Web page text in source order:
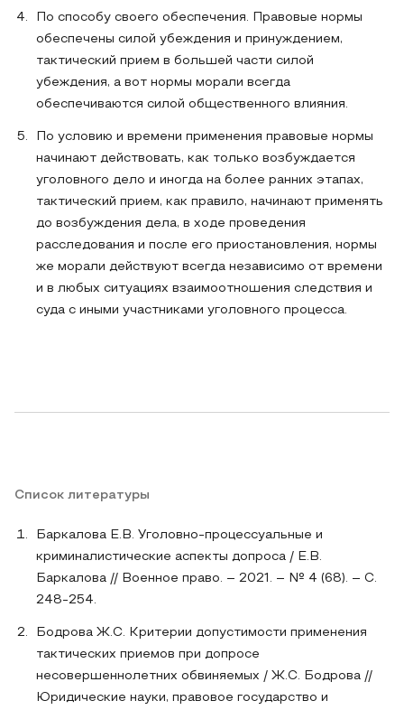
По способу своего обеспечения. Правовые нормы
обеспечены силой убеждения и принуждением,
тактический прием в большей части силой
убеждения, а вот нормы морали всегда
обеспечиваются силой общественного влияния.
По условию и времени применения правовые нормы
начинают действовать, как только возбуждается
уголовного дело и иногда на более ранних этапах,
тактический прием, как правило, начинают применять
до возбуждения дела, в ходе проведения
расследования и после его приостановления, нормы
же морали действуют всегда независимо от времени
и в любых ситуациях взаимоотношения следствия и
суда с иными участниками уголовного процесса.
Список литературы
Баркалова Е.В. Уголовно-процессуальные и
криминалистические аспекты допроса / Е.В.
Баркалова // Военное право. – 2021. – № 4 (68). – С.
248-254.
Бодрова Ж.С. Критерии допустимости применения
тактических приемов при допросе
несовершеннолетних обвиняемых / Ж.С. Бодрова //
Юридические науки, правовое государство и